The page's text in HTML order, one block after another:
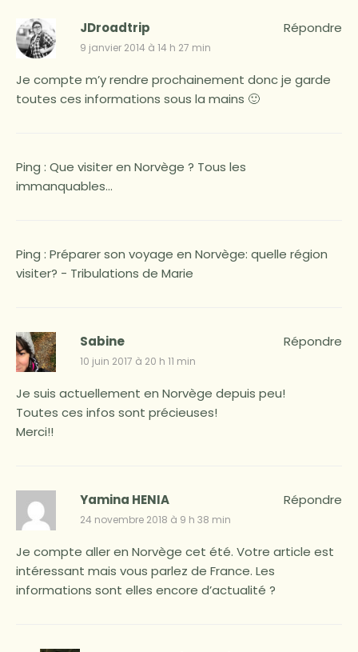
JDroadtrip
9 janvier 2014 à 14 h 27 min
Je compte m’y rendre prochainement donc je garde
toutes ces informations sous la mains 🙂
Répondre
Ping : Que visiter en Norvège ? Tous les
immanquables...
Ping : Préparer son voyage en Norvège: quelle région
visiter? - Tribulations de Marie
Sabine
10 juin 2017 à 20 h 11 min
Je suis actuellement en Norvège depuis peu!
Toutes ces infos sont précieuses!
Merci!!
Répondre
Yamina HENIA
24 novembre 2018 à 9 h 38 min
Je compte aller en Norvège cet été. Votre article est
intéressant mais vous parlez de France. Les
informations sont elles encore d’actualité ?
Répondre